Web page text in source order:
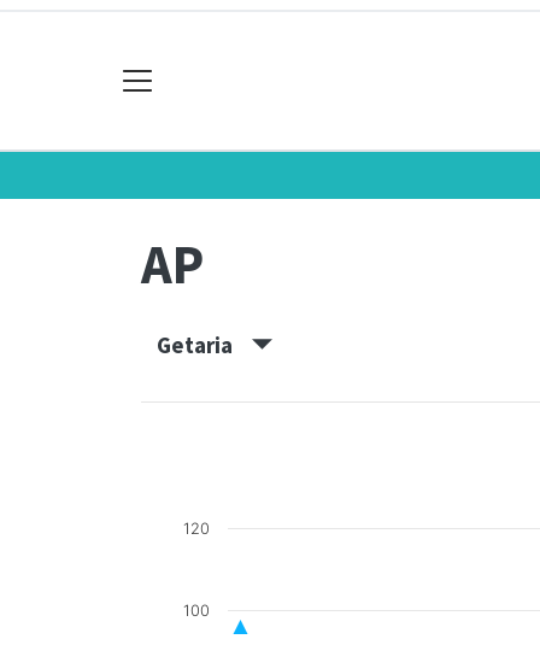
AP
Getaria
100
120